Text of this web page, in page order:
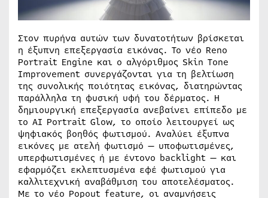
Στον πυρήνα αυτών των δυνατοτήτων βρίσκεται
η έξυπνη επεξεργασία εικόνας. Το νέο Reno
Portrait Engine και ο αλγόριθμος Skin Tone
Improvement συνεργάζονται για τη βελτίωση
της συνολικής ποιότητας εικόνας, διατηρώντας
παράλληλα τη φυσική υφή του δέρματος. Η
δημιουργική επεξεργασία ανεβαίνει επίπεδο με
το AI Portrait Glow, το οποίο λειτουργεί ως
ψηφιακός βοηθός φωτισμού. Αναλύει έξυπνα
εικόνες με ατελή φωτισμό — υποφωτισμένες,
υπερφωτισμένες ή με έντονο backlight — και
εφαρμόζει εκλεπτυσμένα εφέ φωτισμού για
καλλιτεχνική αναβάθμιση του αποτελέσματος.
Με το νέο Popout feature, οι αναμνήσεις